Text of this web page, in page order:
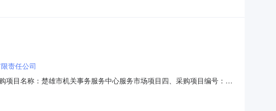
责任公司
目名称：楚雄市机关事务服务中心服务市场项目四、采购项目编号：
采购人名称：楚雄市机关事务服务中心联系人：张家宏联系